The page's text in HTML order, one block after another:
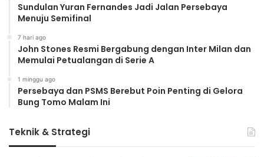
Sundulan Yuran Fernandes Jadi Jalan Persebaya
Menuju Semifinal
7 hari ago
John Stones Resmi Bergabung dengan Inter Milan dan
Memulai Petualangan di Serie A
1 minggu ago
Persebaya dan PSMS Berebut Poin Penting di Gelora
Bung Tomo Malam Ini
Teknik & Strategi